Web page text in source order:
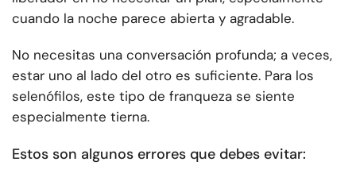
cuando la noche parece abierta y agradable.
No necesitas una conversación profunda; a veces,
estar uno al lado del otro es suficiente. Para los
selenófilos, este tipo de franqueza se siente
especialmente tierna.
Estos son algunos errores que debes evitar: